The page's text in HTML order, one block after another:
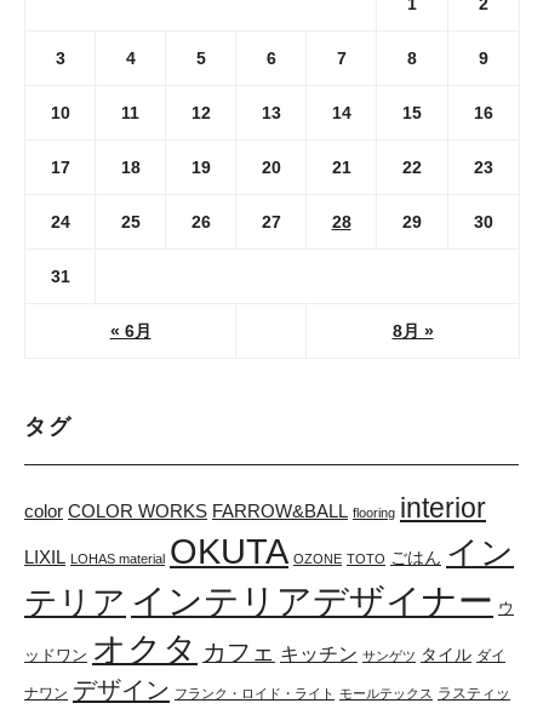
« 6月 8月 »
3 4 5 6 7 8 9
10 11 12 13 14 15 16
17 18 19 20 21 22 23
24 25 26 27 28 29 30
31
タグ
color COLOR WORKS FARROW&BALL flooring interior
LIXIL LOHAS material OKUTA OZONE TOTO ごはん イン
テリア インテリアデザイナー ウ
ッドワン オクタ カフェ キッチン サンゲツ タイル ダイ
ナワン デザイン フランク・ロイド・ライト モールテックス ラスティッ